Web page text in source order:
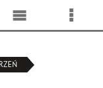
Menu
Menu